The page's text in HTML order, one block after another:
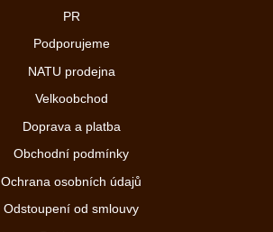
PR
Podporujeme
NATU prodejna
Velkoobchod
Doprava a platba
Obchodní podmínky
Ochrana osobních údajů
Odstoupení od smlouvy